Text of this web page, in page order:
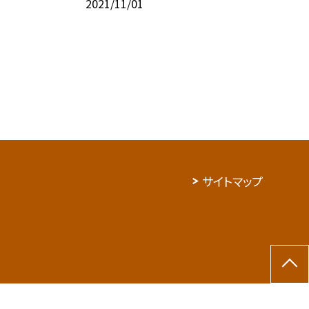
サイトマップ